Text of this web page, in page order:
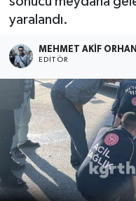
yaralandı.
MEHMET AKIF ORHAN
EDITÖR